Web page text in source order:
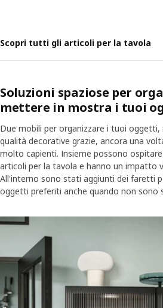
Scopri tutti gli articoli per la tavola
Soluzioni spaziose per
mettere in mostra i tuoi
Due mobili per organizzare i tuoi
qualità decorative grazie, ancora una
molto capienti. Insieme possono
articoli per la tavola e hanno un impatto
All'interno sono stati aggiunti dei faretti
oggetti preferiti anche quando non sono